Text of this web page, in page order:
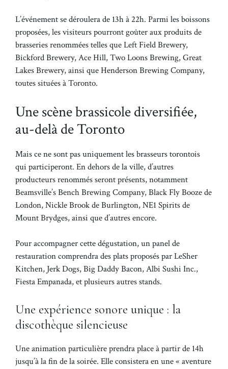
L’événement se déroulera de 13h à 22h. Parmi les boissons
proposées, les visiteurs pourront goûter aux produits de
brasseries renommées telles que Left Field Brewery,
Bickford Brewery, Ace Hill, Two Loons Brewing, Great
Lakes Brewery, ainsi que Henderson Brewing Company,
toutes situées à Toronto.
Une scène brassicole diversifiée,
au-delà de Toronto
Mais ce ne sont pas uniquement les brasseurs torontois
qui participeront. En dehors de la ville, d’autres
producteurs renommés seront présents, notamment
Beamsville’s Bench Brewing Company, Black Fly Booze de
London, Nickle Brook de Burlington, NE1 Spirits de
Mount Brydges, ainsi que d’autres encore.
Pour accompagner cette dégustation, un panel de
restauration comprendra des plats proposés par LeSher
Kitchen, Jerk Dogs, Big Daddy Bacon, Albi Sushi Inc.,
Fiesta Empanada, et plusieurs autres stands.
Une expérience sonore unique : la
discothèque silencieuse
Une animation particulière prendra place à partir de 14h
jusqu’à la fin de la soirée. Elle consistera en une « aventure